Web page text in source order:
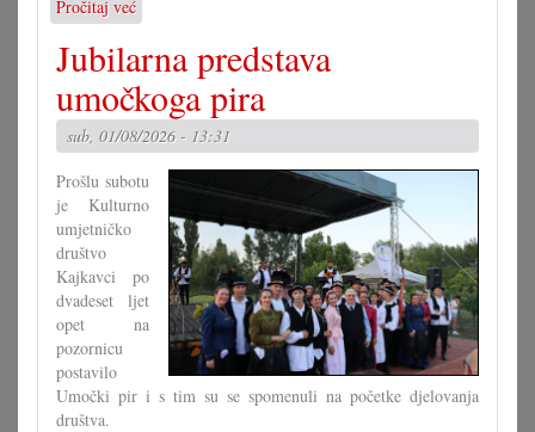
Pročitaj već
Kako
bi
morao
izgledati
Zakon
o
narodni
grupa?
Jubilarna predstava
umočkoga pira
sub, 01/08/2026 - 13:31
Prošlu subotu
je Kulturno
umjetničko
društvo
Kajkavci po
dvadeset ljet
opet na
pozornicu
postavilo
Umočki pir i s tim su se spomenuli na početke djelovanja
društva.